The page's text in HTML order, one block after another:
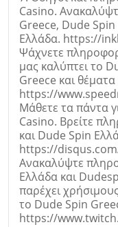
Коментар*
Casino.
Greece, Dude
Ελλάδα. https://
Ψάχνετε
μας καλύπτει το
Greece και
https://
Μάθετε τα πάντα
Casino. Βρείτε
και Dude Spin
https://
Ανακαλύψτε
Ελλάδα και
παρέχει
το Dude Spin
https://